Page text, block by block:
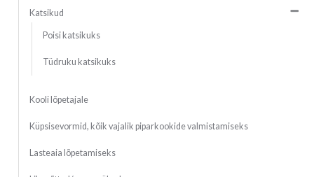
Katsikud
Poisi katsikuks
Tüdruku katsikuks
Kooli lõpetajale
Küpsisevormid, kõik vajalik piparkookide valmistamiseks
Lasteaia lõpetamiseks